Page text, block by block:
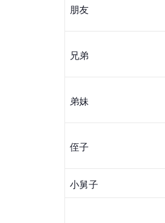
朋友
兄弟
弟妹
侄子
小舅子